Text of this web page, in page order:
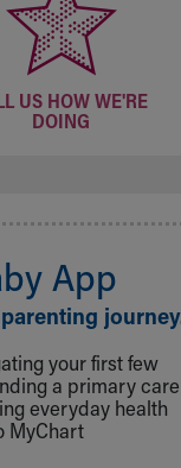
US HOW WE'RE
DOING
App
your first few
a primary care
everyday health
MyChart